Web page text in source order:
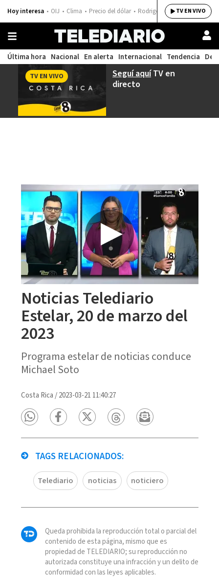
Hoy interesa OIJ Clima Precio del dólar Rodrigo ChavesTV EN VIVO
Última hora Nacional En alerta Internacional Tendencia
Seguí aquíTV en
directo
TV EN VIVO
Noticias Telediario
Estelar, 20 de marzo del
2023
Programa estelar de noticias conduce
Michael Soto
Costa Rica /2023-03-21 11:40:27
TAGS RELACIONADOS:
Telediario noticias noticiero
Queda prohibida la reproducción total o parcial del
contenido de esta página, mismo que es
propiedad de TELEDIARIO; su reproducción no
autorizada constituye una infracción y un delito de
conformidad con las leyes aplicables.